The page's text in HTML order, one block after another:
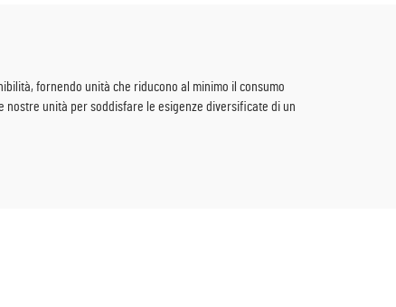
fornendo unità che riducono al minimo il consumo
unità per soddisfare le esigenze diversificate di un